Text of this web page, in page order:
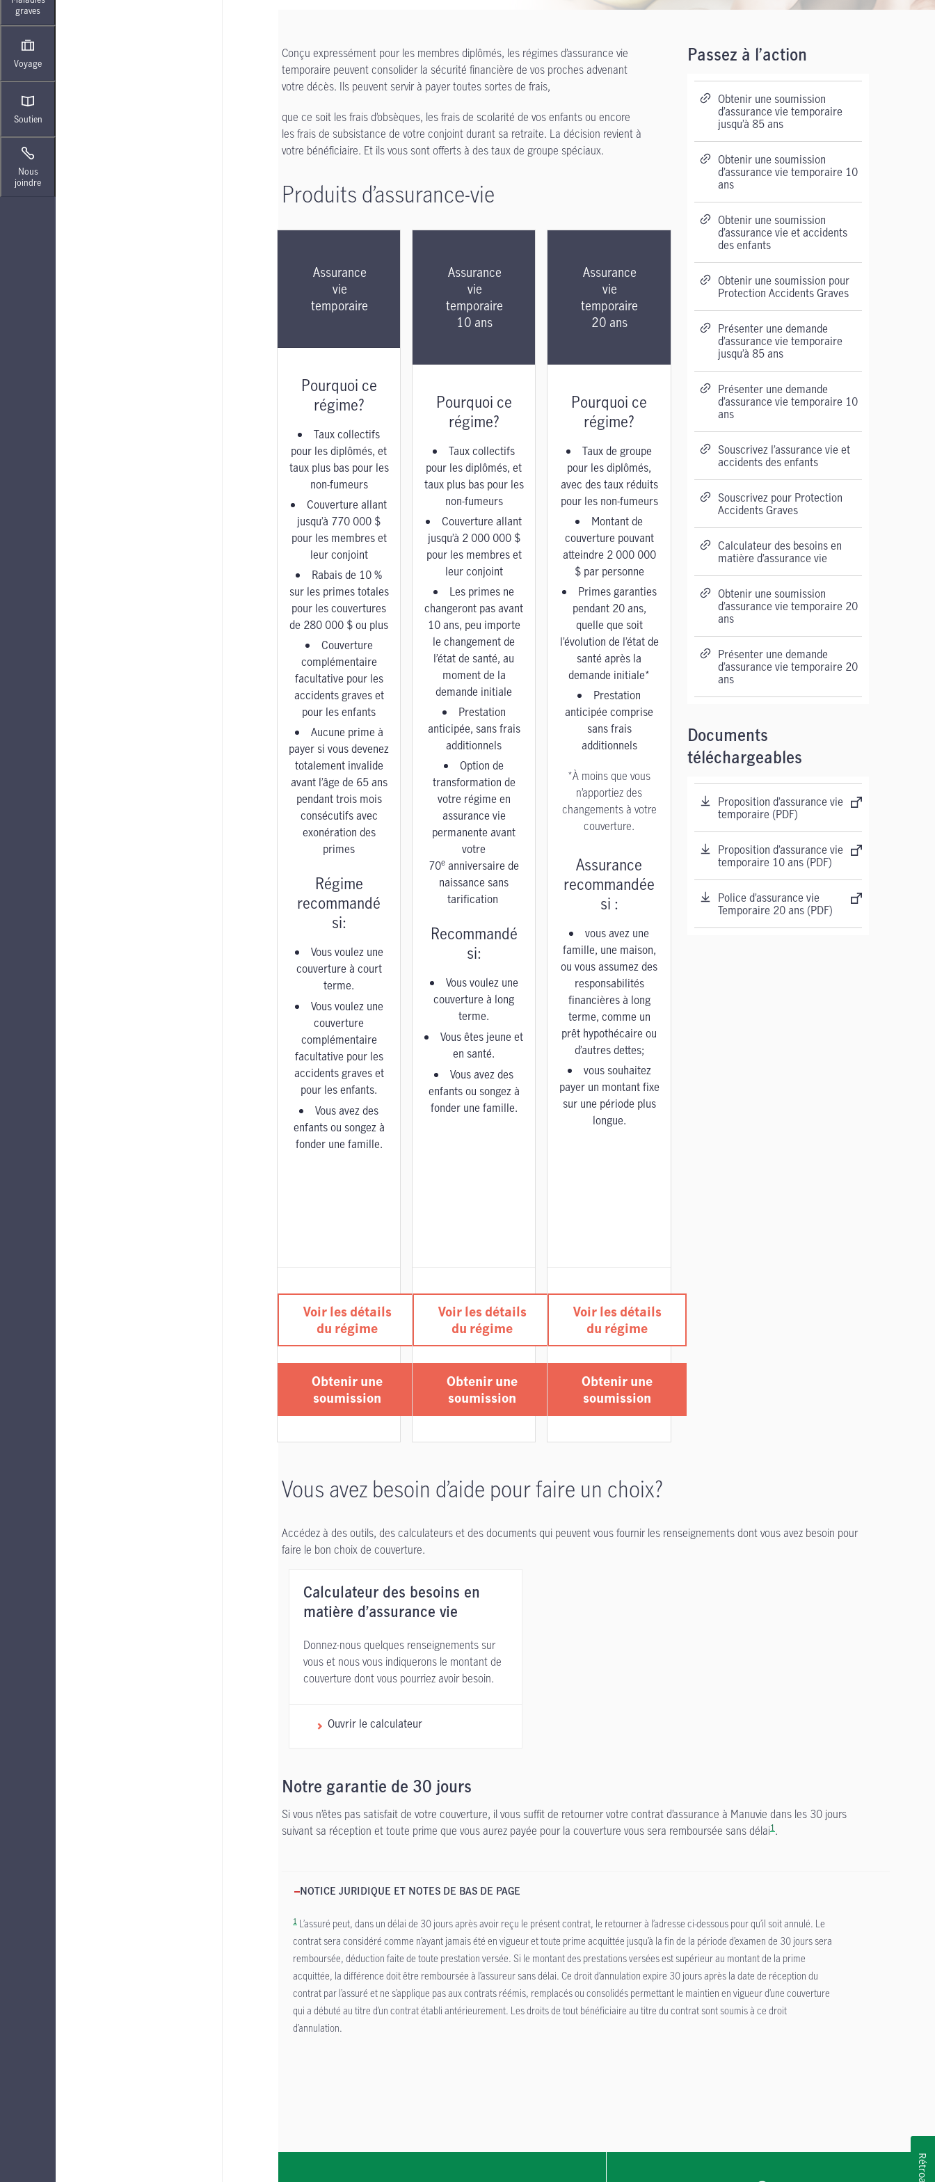
graves
Voyage
Soutien
Nous
joindre
Conçu expressément pour les membres diplômés, les régimes d’assurance vie
temporaire peuvent consolider la sécurité financière de vos proches advenant
votre décès. Ils peuvent servir à payer toutes sortes de frais,
que ce soit les frais d’obsèques, les frais de scolarité de vos enfants ou encore
les frais de subsistance de votre conjoint durant sa retraite. La décision revient à
votre bénéficiaire. Et ils vous sont offerts à des taux de groupe spéciaux.
Produits d’assurance-vie
Assurance
vie
temporaire
Pourquoi ce
régime?
Taux collectifs
pour les diplômés, et
taux plus bas pour les
non-fumeurs
Couverture allant
jusqu’à 770 000 $
pour les membres et
leur conjoint
Rabais de 10 %
sur les primes totales
pour les couvertures
de 280 000 $ ou plus
Couverture
complémentaire
facultative pour les
accidents graves et
pour les enfants
Aucune prime à
payer si vous devenez
totalement invalide
avant l’âge de 65 ans
pendant trois mois
consécutifs avec
exonération des
primes
Régime
recommandé
si:
Vous voulez une
couverture à court
terme.
Vous voulez une
couverture
complémentaire
facultative pour les
accidents graves et
pour les enfants.
Vous avez des
enfants ou songez à
fonder une famille.
Voir les détails
du régime
Obtenir une
soumission
Assurance
vie
temporaire
10 ans
Pourquoi ce
régime?
Taux collectifs
pour les diplômés, et
taux plus bas pour les
non-fumeurs
Couverture allant
jusqu’à 2 000 000 $
pour les membres et
leur conjoint
Les primes ne
changeront pas avant
10 ans, peu importe
le changement de
l’état de santé, au
moment de la
demande initiale
Prestation
anticipée, sans frais
additionnels
Option de
transformation de
votre régime en
assurance vie
permanente avant
votre
70e anniversaire de
naissance sans
tarification
Recommandé
si:
Vous voulez une
couverture à long
terme.
Vous êtes jeune et
en santé.
Vous avez des
enfants ou songez à
fonder une famille.
Voir les détails
du régime
Obtenir une
soumission
Assurance
vie
temporaire
20 ans
Pourquoi ce
régime?
Taux de groupe
pour les diplômés,
avec des taux réduits
pour les non-fumeurs
Montant de
couverture pouvant
atteindre 2 000 000
$ par personne
Primes garanties
pendant 20 ans,
quelle que soit
l’évolution de l’état de
santé après la
demande initiale*
Prestation
anticipée comprise
sans frais
additionnels
*À moins que vous
n’apportiez des
changements à votre
couverture.
Assurance
recommandée
si :
vous avez une
famille, une maison,
ou vous assumez des
responsabilités
financières à long
terme, comme un
prêt hypothécaire ou
d’autres dettes;
vous souhaitez
payer un montant fixe
sur une période plus
longue.
Voir les détails
du régime
Obtenir une
soumission
Passez à l’action
Obtenir une soumission
d’assurance vie temporaire
jusqu’à 85 ans
Obtenir une soumission
d’assurance vie temporaire 10
ans
Obtenir une soumission
d’assurance vie et accidents
des enfants
Obtenir une soumission pour
Protection Accidents Graves
Présenter une demande
d’assurance vie temporaire
jusqu’à 85 ans
Présenter une demande
d’assurance vie temporaire 10
ans
Souscrivez l’assurance vie et
accidents des enfants
Souscrivez pour Protection
Accidents Graves
Calculateur des besoins en
matière d’assurance vie
Obtenir une soumission
d’assurance vie temporaire 20
ans
Présenter une demande
d’assurance vie temporaire 20
ans
Documents
téléchargeables
Proposition d’assurance vie
temporaire (PDF)
Proposition d’assurance vie
temporaire 10 ans (PDF)
Police d’assurance vie
Temporaire 20 ans (PDF)
Vous avez besoin d’aide pour faire un choix?
Accédez à des outils, des calculateurs et des documents qui peuvent vous fournir les renseignements dont vous avez besoin pour
faire le bon choix de couverture.
Calculateur des besoins en
matière d’assurance vie
Donnez-nous quelques renseignements sur
vous et nous vous indiquerons le montant de
couverture dont vous pourriez avoir besoin.
Ouvrir le calculateur
Notre garantie de 30 jours
Si vous n’êtes pas satisfait de votre couverture, il vous suffit de retourner votre contrat d’assurance à Manuvie dans les 30 jours
suivant sa réception et toute prime que vous aurez payée pour la couverture vous sera remboursée sans délai1.
NOTICE JURIDIQUE ET NOTES DE BAS DE PAGE
1 L’assuré peut, dans un délai de 30 jours après avoir reçu le présent contrat, le retourner à l’adresse ci-dessous pour qu’il soit annulé. Le
contrat sera considéré comme n’ayant jamais été en vigueur et toute prime acquittée jusqu’à la fin de la période d’examen de 30 jours sera
remboursée, déduction faite de toute prestation versée. Si le montant des prestations versées est supérieur au montant de la prime
acquittée, la différence doit être remboursée à l’assureur sans délai. Ce droit d’annulation expire 30 jours après la date de réception du
contrat par l’assuré et ne s’applique pas aux contrats réémis, remplacés ou consolidés permettant le maintien en vigueur d’une couverture
qui a débuté au titre d’un contrat établi antérieurement. Les droits de tout bénéficiaire au titre du contrat sont soumis à ce droit
d’annulation.